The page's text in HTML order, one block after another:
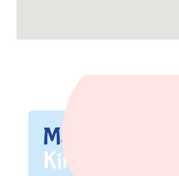
Maak kennis met
Kimberly